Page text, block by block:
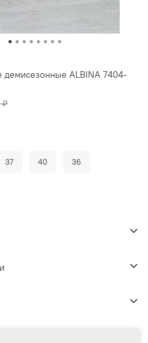
демисезонные ALBINA 7404-
₽
37 40 36